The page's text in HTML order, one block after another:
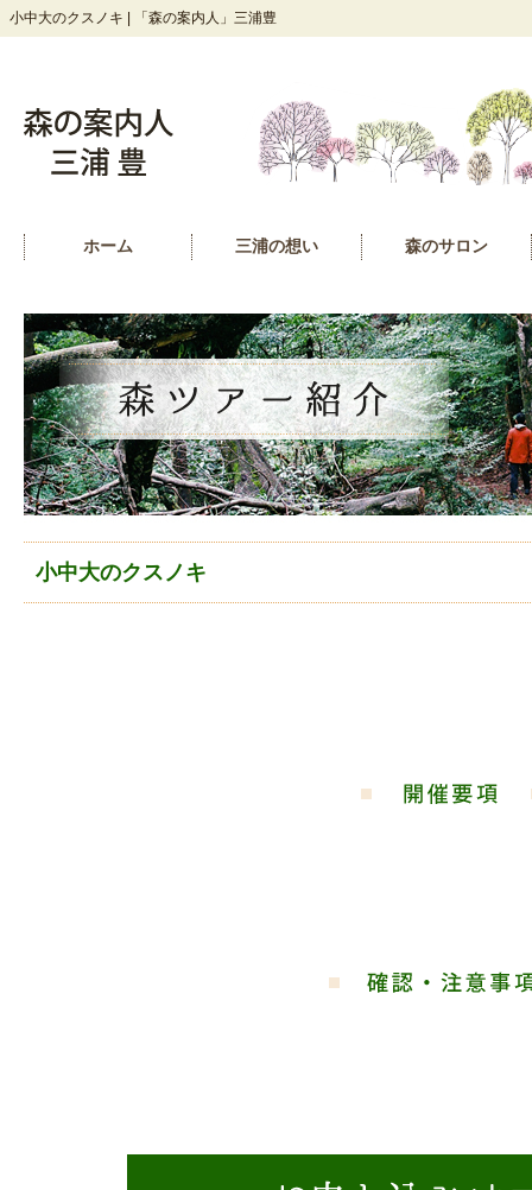
小中大のクスノキ | 「森の案内人」三浦豊
ホーム 三浦の想い 森のサロン
小中大のクスノキ